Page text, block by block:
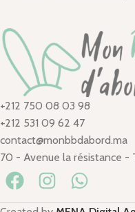
+212 750 08 03 98
+212 531 09 62 47
contact@monbbdabord.ma
70 - Avenue la résistance -